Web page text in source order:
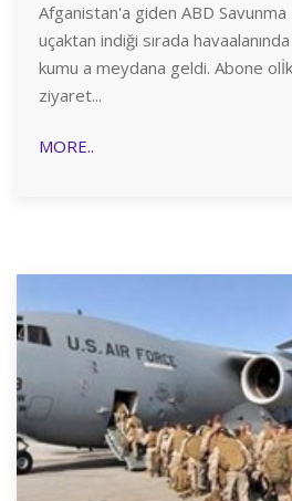
Afganistan'a giden ABD Savunma
uçaktan indiği sırada
kumu a meydana geldi. Abone
ziyaret...
MORE..